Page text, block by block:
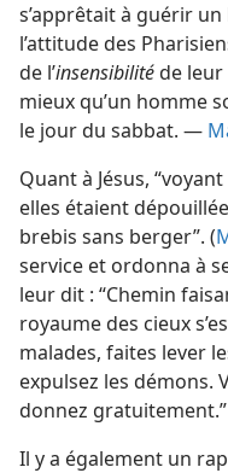
s’apprêtait à guérir
l’attitude des
de l’insensibilitéde
mieux qu’un homme
le jour du sabbat. —
Quant à Jésus,
elles étaient
brebis sans berger”. (
service et ordonna à
leur dit : “Chemin
royaume des cieux
malades, faites lever
expulsez les démons.
donnez
Il y a également un